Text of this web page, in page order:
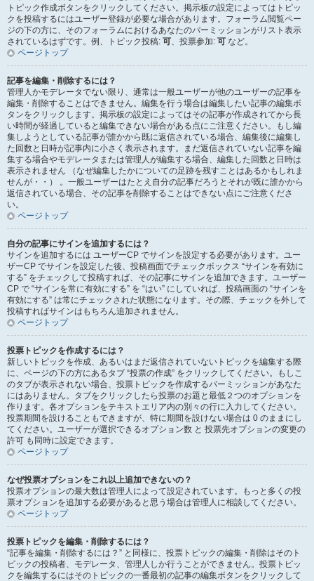
トピック作成ボタンをクリックしてください。掲示板の設定によってはトピッ
クを投稿するにはユーザー登録が必要な場合があります。フォーラム閲覧ペー
ジの下の方に、そのフォーラムにおけるあなたのパーミッションがリスト表示
されているはずです。例、トピック投稿: 可、投票参加: 可 など。
ページトップ
記事を編集・削除するには？
管理人かモデレータでない限り、通常は一般ユーザーが他のユーザーの記事を
編集・削除することはできません。編集を行う場合は編集したい記事の編集ボ
タンをクリックします。掲示板の設定によってはその記事が作成されてから長
い時間が経過していると編集できない場合がある点にご注意ください。もし編
集しようとしている記事が誰かから既に返信されている場合、編集後に編集し
た回数と日時が記事内に小さく表示されます。まだ返信されていない記事を編
集する場合やモデレータまたは管理人が編集する場合、編集した回数と日時は
表示されません （なぜ編集したかについての足跡を残すことはあるかもしれま
せんが・・） 。一般ユーザーはたとえ自分の記事だろうとそれが既に誰かから
返信されている場合、その記事を削除することはできない点にご注意くださ
い。
ページトップ
自分の記事にサインを追加するには？
サインを追加するには ユーザーCP でサインを設定する必要があります。ユー
ザーCP でサインを設定した後、投稿画面でチェックボックス “サインを有効に
する” をチェックして投稿すれば、その記事にサインを追加できます。ユーザー
CP で “サインを常に有効にする” を “はい” にしていれば、投稿画面の “サインを
有効にする” は常にチェックされた状態になります。その際、チェックを外して
投稿すればサインはもちろん追加されません。
ページトップ
投票トピックを作成するには？
新しいトピックを作成、あるいはまだ返信されていないトピックを編集する際
に、ページの下の方にあるタブ “投票の作成” をクリックしてください。もしこ
のタブが表示されない場合、投票トピックを作成するパーミッションがあなた
にはありません。タブをクリックしたら投票のお題と最低２つのオプションを
作ります。各オプションをテキストエリア内の別々の行に入力してください。
投票期間を設けることもできますが、特に期間を設けない場合は 0 のままにし
てください。ユーザーが選択できるオプション数 と 投票先オプションの変更の
許可 も同時に設定できます。
ページトップ
なぜ投票オプションをこれ以上追加できないの？
投票オプションの最大数は管理人によって設定されています。もっと多くの投
票オプションを追加する必要があると思う場合は管理人に相談してください。
ページトップ
投票トピックを編集・削除するには？
“記事を編集・削除するには？” と同様に、投票トピックの編集・削除はそのト
ピックの投稿者、モデレータ、管理人しか行うことができません。投票トピッ
クを編集するにはそのトピックの一番最初の記事の編集ボタンをクリックして